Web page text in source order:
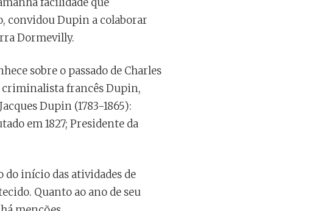
facilidade que
convidou Dupin a colaborar
Dormevilly.
sobre o passado de Charles
criminalista francês Dupin,
Dupin (1783-1865):
em 1827; Presidente da
do início das atividades de
Quanto ao ano de seu